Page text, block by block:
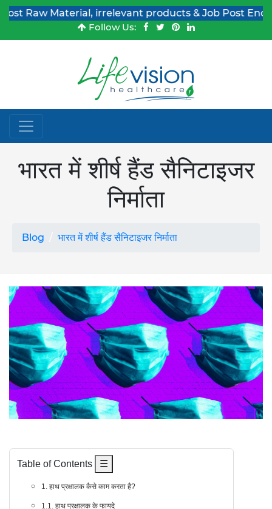
Material, irrelevant products & Job Post Enquiries
Follow Us:
भारत में शीर्ष हैंड सैनिटाइजर
निर्माता
Blog भारत में शीर्ष हैंड सैनिटाइजर निर्माता
Table of Contents ☰
1. हाथ प्रक्षालक कैसे काम करता है?
1.1. हाथ प्रक्षालक के फायदे